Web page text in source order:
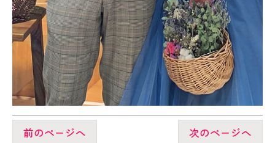
前のページへ 次のページへ